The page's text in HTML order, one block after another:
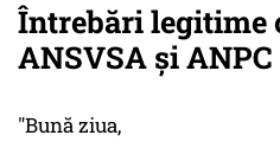
Întrebări legitime
ANSVSA și ANPC
"Bună ziua,